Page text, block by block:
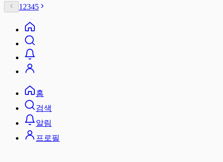
1 2345
홈
검색
알림
프로필